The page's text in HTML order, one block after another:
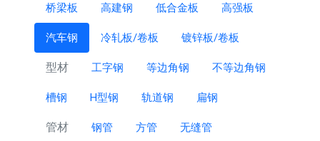
桥梁板 高建钢 低合金板 高强板
汽车钢 冷轧板/卷板 镀锌板/卷板
型材 工字钢 等边角钢 不等边角钢
槽钢 H型钢 轨道钢 扁钢
管材 钢管 方管 无缝管